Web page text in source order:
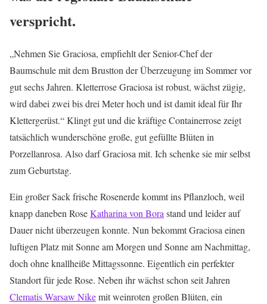
verspricht.
„Nehmen Sie Graciosa, empfiehlt der Senior-Chef der
Baumschule mit dem Brustton der Überzeugung im Sommer vor
gut sechs Jahren. Kletterrose Graciosa ist robust, wächst zügig,
wird dabei zwei bis drei Meter hoch und ist damit ideal für Ihr
Klettergerüst.“ Klingt gut und die kräftige Containerrose zeigt
tatsächlich wunderschöne große, gut gefüllte Blüten in
Porzellanrosa. Also darf Graciosa mit. Ich schenke sie mir selbst
zum Geburtstag.
Ein großer Sack frische Rosenerde kommt ins Pflanzloch, weil
knapp daneben RoseKatharina von Bora stand und leider auf
Dauer nicht überzeugen konnte. Nun bekommt Graciosa einen
luftigen Platz mit Sonne am Morgen und Sonne am Nachmittag,
doch ohne knallheiße Mittagssonne. Eigentlich ein perfekter
Standort für jede Rose. Neben ihr wächst schon seit Jahren
Clematis Warsaw Nikemit weinroten großen Blüten, ein